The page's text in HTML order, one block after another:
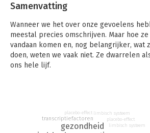
Samenvatting
Wanneer we het over onze gevoelens
meestal precies omschrijven. Maar hoe ze
vandaan komen en, nog belangrijker, wat
doen, weten we vaak niet. Ze dwarrelen
ons hele lijf.
de gezondheid en zelfs onze levensduur.
Pierre Capel legt aan de hand van
gezondheid
transcriptiefactoren
placebo-effect limbisch systeem
placebo-effect
limbisch systeem